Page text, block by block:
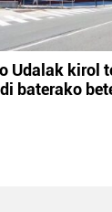
Udalak kirol
baterako